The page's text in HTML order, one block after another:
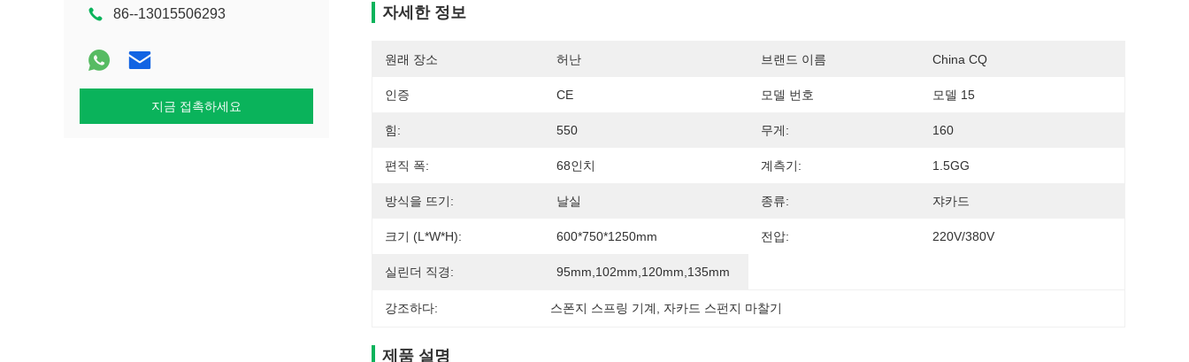
86--13015506293
지금 접촉하세요
자세한 정보
원래 장소 허난 브랜드 이름 China CQ
인증 CE 모델 번호 모델 15
힘: 550 무게: 160
편직 폭: 68인치 계측기: 1.5GG
방식을 뜨기: 날실 종류: 쟈카드
크기 (L*W*H): 600*750*1250mm 전압: 220V/380V
실린더 직경: 95mm,102mm,120mm,135mm
강조하다: 스폰지 스프링 기계 자카드 스펀지 마찰기
제품 설명